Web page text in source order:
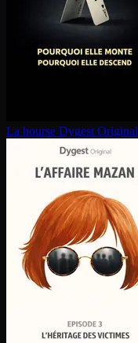
La bourse Dygest Original